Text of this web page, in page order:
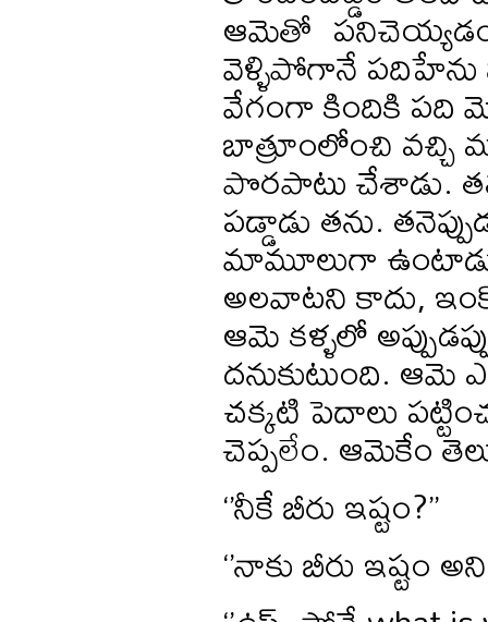
ఆమెతో పనిచెయ్యడం
వెళ్ళిపోగానే పదిహేను
వేగంగా కిందికి పది
బాత్రూంలోంచి వచ్చి
పొరపాటు చేశాడు.
పడ్డాడు తను.
మామూలుగా
అలవాటని కాదు,
ఆమె కళ్ళలో
దనుకుటుంది.
చక్కటి పెదాలు
చెప్పలేం. ఆమెకేం
‘’నీకే బీరు ఇష్టం?’’
‘’నాకు బీరు ఇష్టం